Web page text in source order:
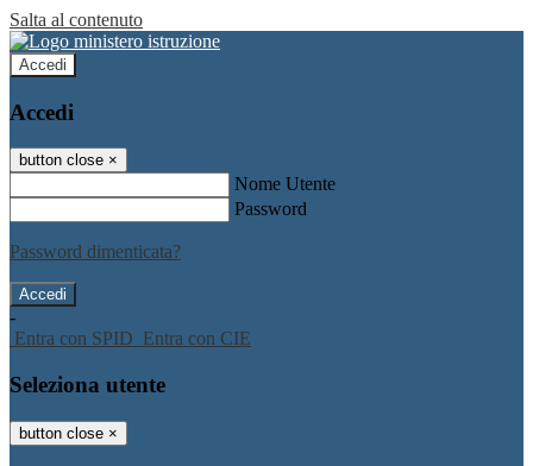
Salta al contenuto
Accedi
Accedi
button close ×
Nome Utente
Password
Password dimenticata?
-
Entra con SPID Entra con CIE
Seleziona utente
button close ×